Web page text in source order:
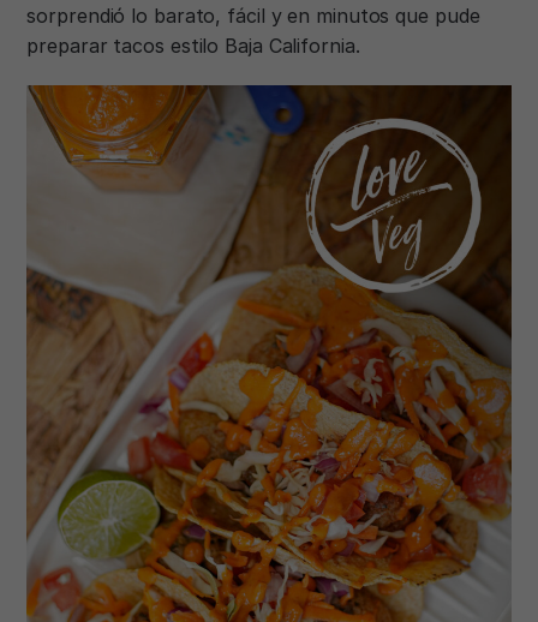
sorprendió lo barato, fácil y en minutos que pude
preparar tacos estilo Baja California.